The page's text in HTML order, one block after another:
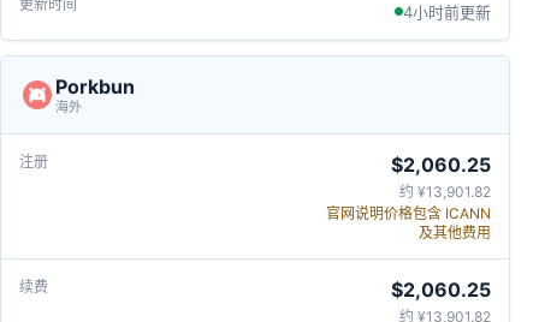
4小时前更新
Porkbun
海外
$2,060.25
约 ¥13,901.82
官网说明价格包含 ICANN
及其他费用
$2,060.25
约 ¥13,901.82